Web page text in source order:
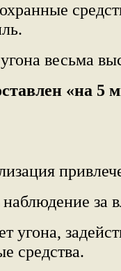
весьма
«на 5
за
угона,
средства.